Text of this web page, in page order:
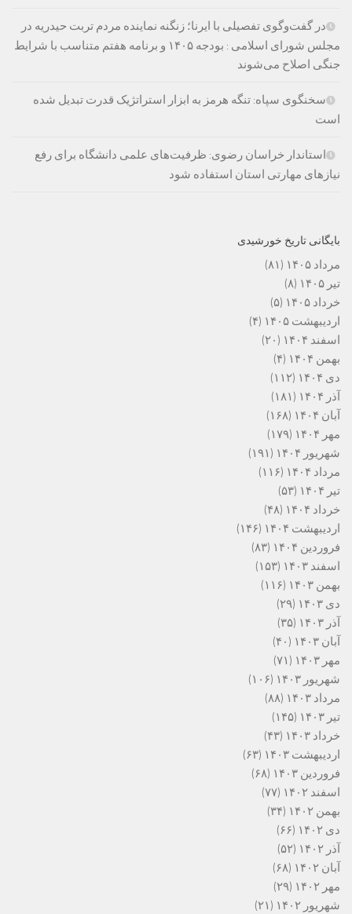
در گفت‌وگوی تفصیلی با ایرنا؛ زنگنه نماینده مردم تربت حیدریه در
مجلس شورای اسلامی : بودجه ۱۴۰۵ و برنامه هفتم متناسب با شرایط
جنگی اصلاح می‌شوند
سخنگوی سپاه: تنگه هرمز به ابزار استراتژیک قدرت تبدیل شده
است
استاندار خراسان رضوی: ظرفیت‌های علمی دانشگاه برای رفع
نیازهای مهارتی استان استفاده شود
بایگانی تاریخ خورشیدی
مرداد ۱۴۰۵
(۸۱)
تیر ۱۴۰۵
(۸)
خرداد ۱۴۰۵
(۵)
اردیبهشت ۱۴۰۵
(۴)
اسفند ۱۴۰۴
(۲۰)
بهمن ۱۴۰۴
(۴)
دی ۱۴۰۴
(۱۱۲)
آذر ۱۴۰۴
(۱۸۱)
آبان ۱۴۰۴
(۱۶۸)
مهر ۱۴۰۴
(۱۷۹)
شهریور ۱۴۰۴
(۱۹۱)
مرداد ۱۴۰۴
(۱۱۶)
تیر ۱۴۰۴
(۵۳)
خرداد ۱۴۰۴
(۴۸)
اردیبهشت ۱۴۰۴
(۱۴۶)
فروردین ۱۴۰۴
(۸۳)
اسفند ۱۴۰۳
(۱۵۳)
بهمن ۱۴۰۳
(۱۱۶)
دی ۱۴۰۳
(۲۹)
آذر ۱۴۰۳
(۳۵)
آبان ۱۴۰۳
(۴۰)
مهر ۱۴۰۳
(۷۱)
شهریور ۱۴۰۳
(۱۰۶)
مرداد ۱۴۰۳
(۸۸)
تیر ۱۴۰۳
(۱۴۵)
خرداد ۱۴۰۳
(۴۳)
اردیبهشت ۱۴۰۳
(۶۳)
فروردین ۱۴۰۳
(۶۸)
اسفند ۱۴۰۲
(۷۷)
بهمن ۱۴۰۲
(۳۴)
دی ۱۴۰۲
(۶۶)
آذر ۱۴۰۲
(۵۲)
آبان ۱۴۰۲
(۶۸)
مهر ۱۴۰۲
(۲۹)
شهریور ۱۴۰۲
(۲۱)